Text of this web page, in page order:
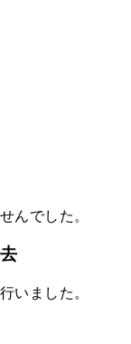
んでした。
いました。